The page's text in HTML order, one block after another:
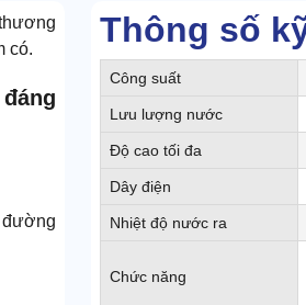
Thông số
Công suất
Lưu lượng nước
Độ cao tối đa
Dây điện
Nhiệt độ nước ra
Chức năng
có.